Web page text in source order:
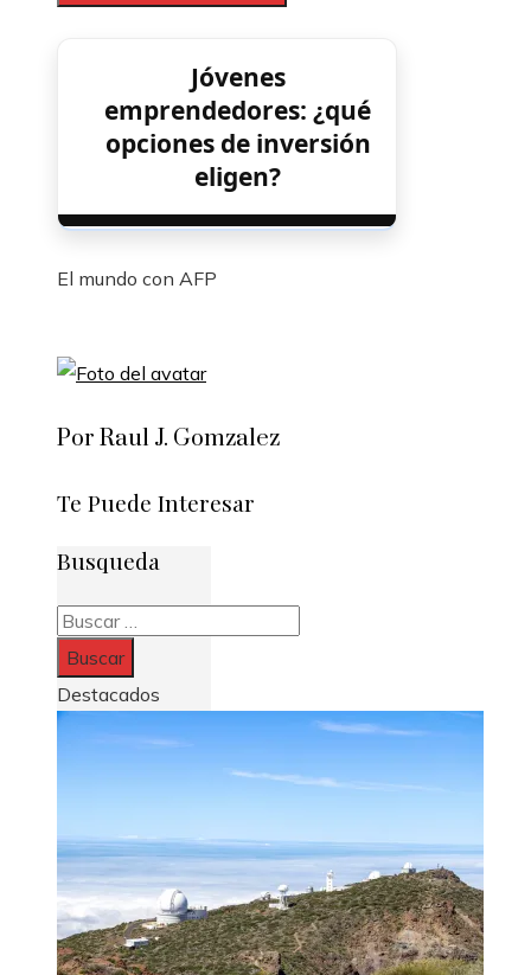
Jóvenes
emprendedores: ¿qué
opciones de inversión
eligen?
El mundo con AFP
Por Raul J. Gomzalez
Te Puede Interesar
Busqueda
Buscar:
Destacados